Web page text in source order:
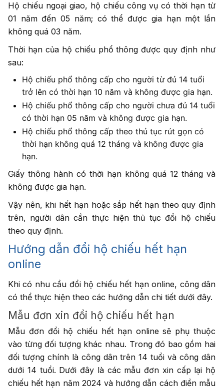
Hộ chiếu ngoại giao, hộ chiếu công vụ có thời hạn từ
01 năm đến 05 năm; có thể được gia hạn một lần
không quá 03 năm.
Thời hạn của hộ chiếu phổ thông được quy định như
sau:
Hộ chiếu phổ thông cấp cho người từ đủ 14 tuổi
trở lên có thời hạn 10 năm và không được gia hạn.
Hộ chiếu phổ thông cấp cho người chưa đủ 14 tuổi
có thời hạn 05 năm và không được gia hạn.
Hộ chiếu phổ thông cấp theo thủ tục rút gọn có
thời hạn không quá 12 tháng và không được gia
hạn.
Giấy thông hành có thời hạn không quá 12 tháng và
không được gia hạn.
Vậy nên, khi hết hạn hoặc sắp hết hạn theo quy định
trên, người dân cần thực hiện thủ tục đổi hộ chiếu
theo quy định.
Hướng dẫn đổi hộ chiếu hết hạn
online
Khi có nhu cầu đổi hộ chiếu hết hạn online, công dân
có thể thực hiện theo các hướng dẫn chi tiết dưới đây.
Mẫu đơn xin đổi hộ chiếu hết hạn
Mẫu đơn đổi hộ chiếu hết hạn online sẽ phụ thuộc
vào từng đối tượng khác nhau. Trong đó bao gồm hai
đối tượng chính là công dân trên 14 tuổi và công dân
dưới 14 tuổi. Dưới đây là các mẫu đơn xin cấp lại hộ
chiếu hết hạn năm 2024 và hướng dẫn cách điền mẫu